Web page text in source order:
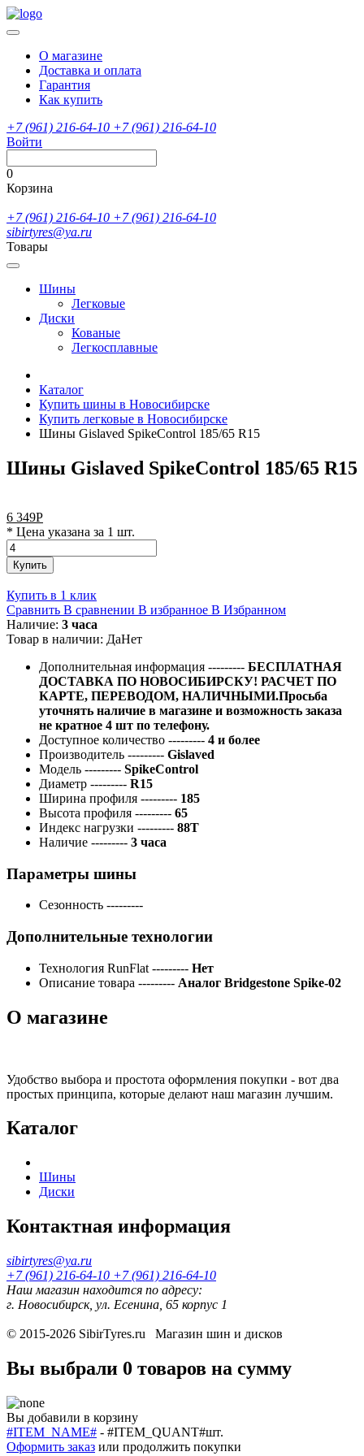
О магазине
Доставка и оплата
Гарантия
Как купить
+7 (961) 216-64-10 +7 (961) 216-64-10
Войти
0
Корзина
+7 (961) 216-64-10 +7 (961) 216-64-10
sibirtyres@ya.ru
Товары
Шины
Легковые
Диски
Кованые
Легкосплавные
Каталог
Купить шины в Новосибирске
Купить легковые в Новосибирске
Шины Gislaved SpikeControl 185/65 R15
Шины Gislaved SpikeControl 185/65 R15
6 349Р
* Цена указана за 1 шт.
Купить
Купить в 1 клик
Сравнить В сравнении В избранное В Избранном
Наличие: 3 часа
Товар в наличии: ДаНет
Дополнительная информация --------- БЕСПЛАТНАЯ
ДОСТАВКА ПО НОВОСИБИРСКУ! РАСЧЕТ ПО
КАРТЕ, ПЕРЕВОДОМ, НАЛИЧНЫМИ.Просьба
уточнять наличие в магазине и возможность заказа
не кратное 4 шт по телефону.
Доступное количество --------- 4 и более
Производитель --------- Gislaved
Модель --------- SpikeControl
Диаметр --------- R15
Ширина профиля --------- 185
Высота профиля --------- 65
Индекс нагрузки --------- 88T
Наличие --------- 3 часа
Параметры шины
Сезонность ---------
Дополнительные технологии
Технология RunFlat --------- Нет
Описание товара --------- Аналог Bridgestone Spike-02
О магазине
Удобство выбора и простота оформления покупки - вот два
простых принципа, которые делают наш магазин лучшим.
Каталог
Шины
Диски
Контактная информация
sibirtyres@ya.ru
+7 (961) 216-64-10 +7 (961) 216-64-10
Наш магазин находится по адресу:
г. Новосибирск, ул. Есенина, 65 корпус 1
© 2015-2026 SibirTyres.ru Магазин шин и дисков
Вы выбрали 0 товаров на сумму
Вы добавили в корзину
#ITEM_NAME# - #ITEM_QUANT#шт.
Оформить заказ или продолжить покупки